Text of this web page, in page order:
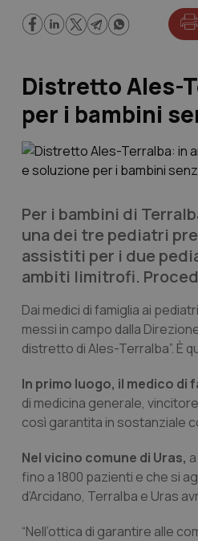
Distretto Ales-
per i bambini
Per i bambini di
una dei tre pediatri
assistiti per i due
ambiti limitrofi.
Dai medici di famiglia ai
messi in campo dalla
distretto di Ales-Terralba”. È
In primo luogo, il medico di
di medicina generale,
così garantita in sostanziale
Nel vicino comune di Uras,
fino a 1800 pazienti e che si
d’Arcidano, Terralba e Uras
“Nell’ottica di garantire alle